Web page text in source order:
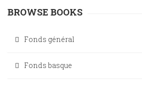
BROWSE BOOKS
Fonds général
Fonds basque